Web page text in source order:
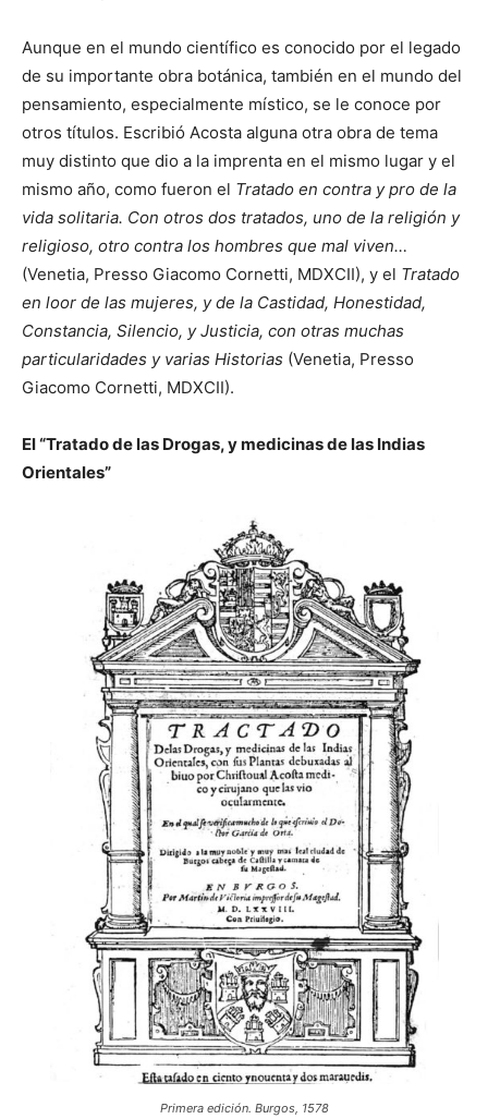
Aunque en el mundo científico es conocido por el legado
de su importante obra botánica, también en el mundo del
pensamiento, especialmente místico, se le conoce por
otros títulos. Escribió Acosta alguna otra obra de tema
muy distinto que dio a la imprenta en el mismo lugar y el
mismo año, como fueron el Tratado en contra y pro de la
vida solitaria. Con otros dos tratados, uno de la religión y
religioso, otro contra los hombres que mal viven…
(Venetia, Presso Giacomo Cornetti, MDXCII), y el Tratado
en loor de las mujeres, y de la Castidad, Honestidad,
Constancia, Silencio, y Justicia, con otras muchas
particularidades y varias Historias (Venetia, Presso
Giacomo Cornetti, MDXCII).
El “Tratado de las Drogas, y medicinas de las Indias
Orientales”
Primera edición. Burgos, 1578